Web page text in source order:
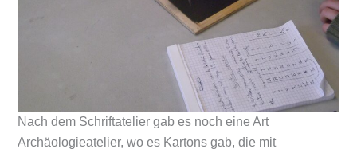
Nach dem Schriftatelier gab es noch eine Art
Archäologieatelier, wo es Kartons gab, die mit